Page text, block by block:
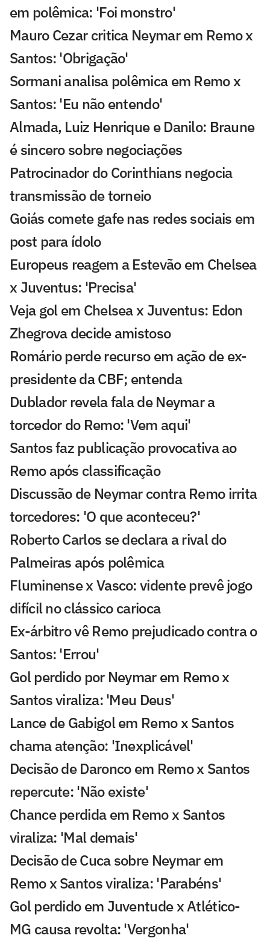
em polêmica: 'Foi monstro'
Mauro Cezar critica Neymar em Remo x
Santos: 'Obrigação'
Sormani analisa polêmica em Remo x
Santos: 'Eu não entendo'
Almada, Luiz Henrique e Danilo: Braune
é sincero sobre negociações
Patrocinador do Corinthians negocia
transmissão de torneio
Goiás comete gafe nas redes sociais em
post para ídolo
Europeus reagem a Estevão em Chelsea
x Juventus: 'Precisa'
Veja gol em Chelsea x Juventus: Edon
Zhegrova decide amistoso
Romário perde recurso em ação de ex-
presidente da CBF; entenda
Dublador revela fala de Neymar a
torcedor do Remo: 'Vem aqui'
Santos faz publicação provocativa ao
Remo após classificação
Discussão de Neymar contra Remo irrita
torcedores: 'O que aconteceu?'
Roberto Carlos se declara a rival do
Palmeiras após polêmica
Fluminense x Vasco: vidente prevê jogo
difícil no clássico carioca
Ex-árbitro vê Remo prejudicado contra o
Santos: 'Errou'
Gol perdido por Neymar em Remo x
Santos viraliza: 'Meu Deus'
Lance de Gabigol em Remo x Santos
chama atenção: 'Inexplicável'
Decisão de Daronco em Remo x Santos
repercute: 'Não existe'
Chance perdida em Remo x Santos
viraliza: 'Mal demais'
Decisão de Cuca sobre Neymar em
Remo x Santos viraliza: 'Parabéns'
Gol perdido em Juventude x Atlético-
MG causa revolta: 'Vergonha'